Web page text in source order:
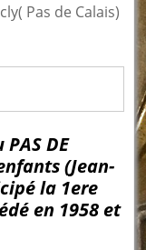
Pas de Calais)
DE
(Jean-
la 1ere
en 1958 et